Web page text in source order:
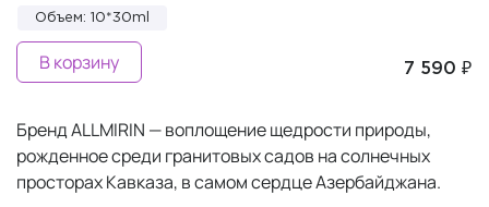
Объем: 10*30ml
7 590 ₽
В корзину
Бренд ALLMIRIN — воплощение щедрости природы,
рожденное среди гранитовых садов на солнечных
просторах Кавказа, в самом сердце Азербайджана.